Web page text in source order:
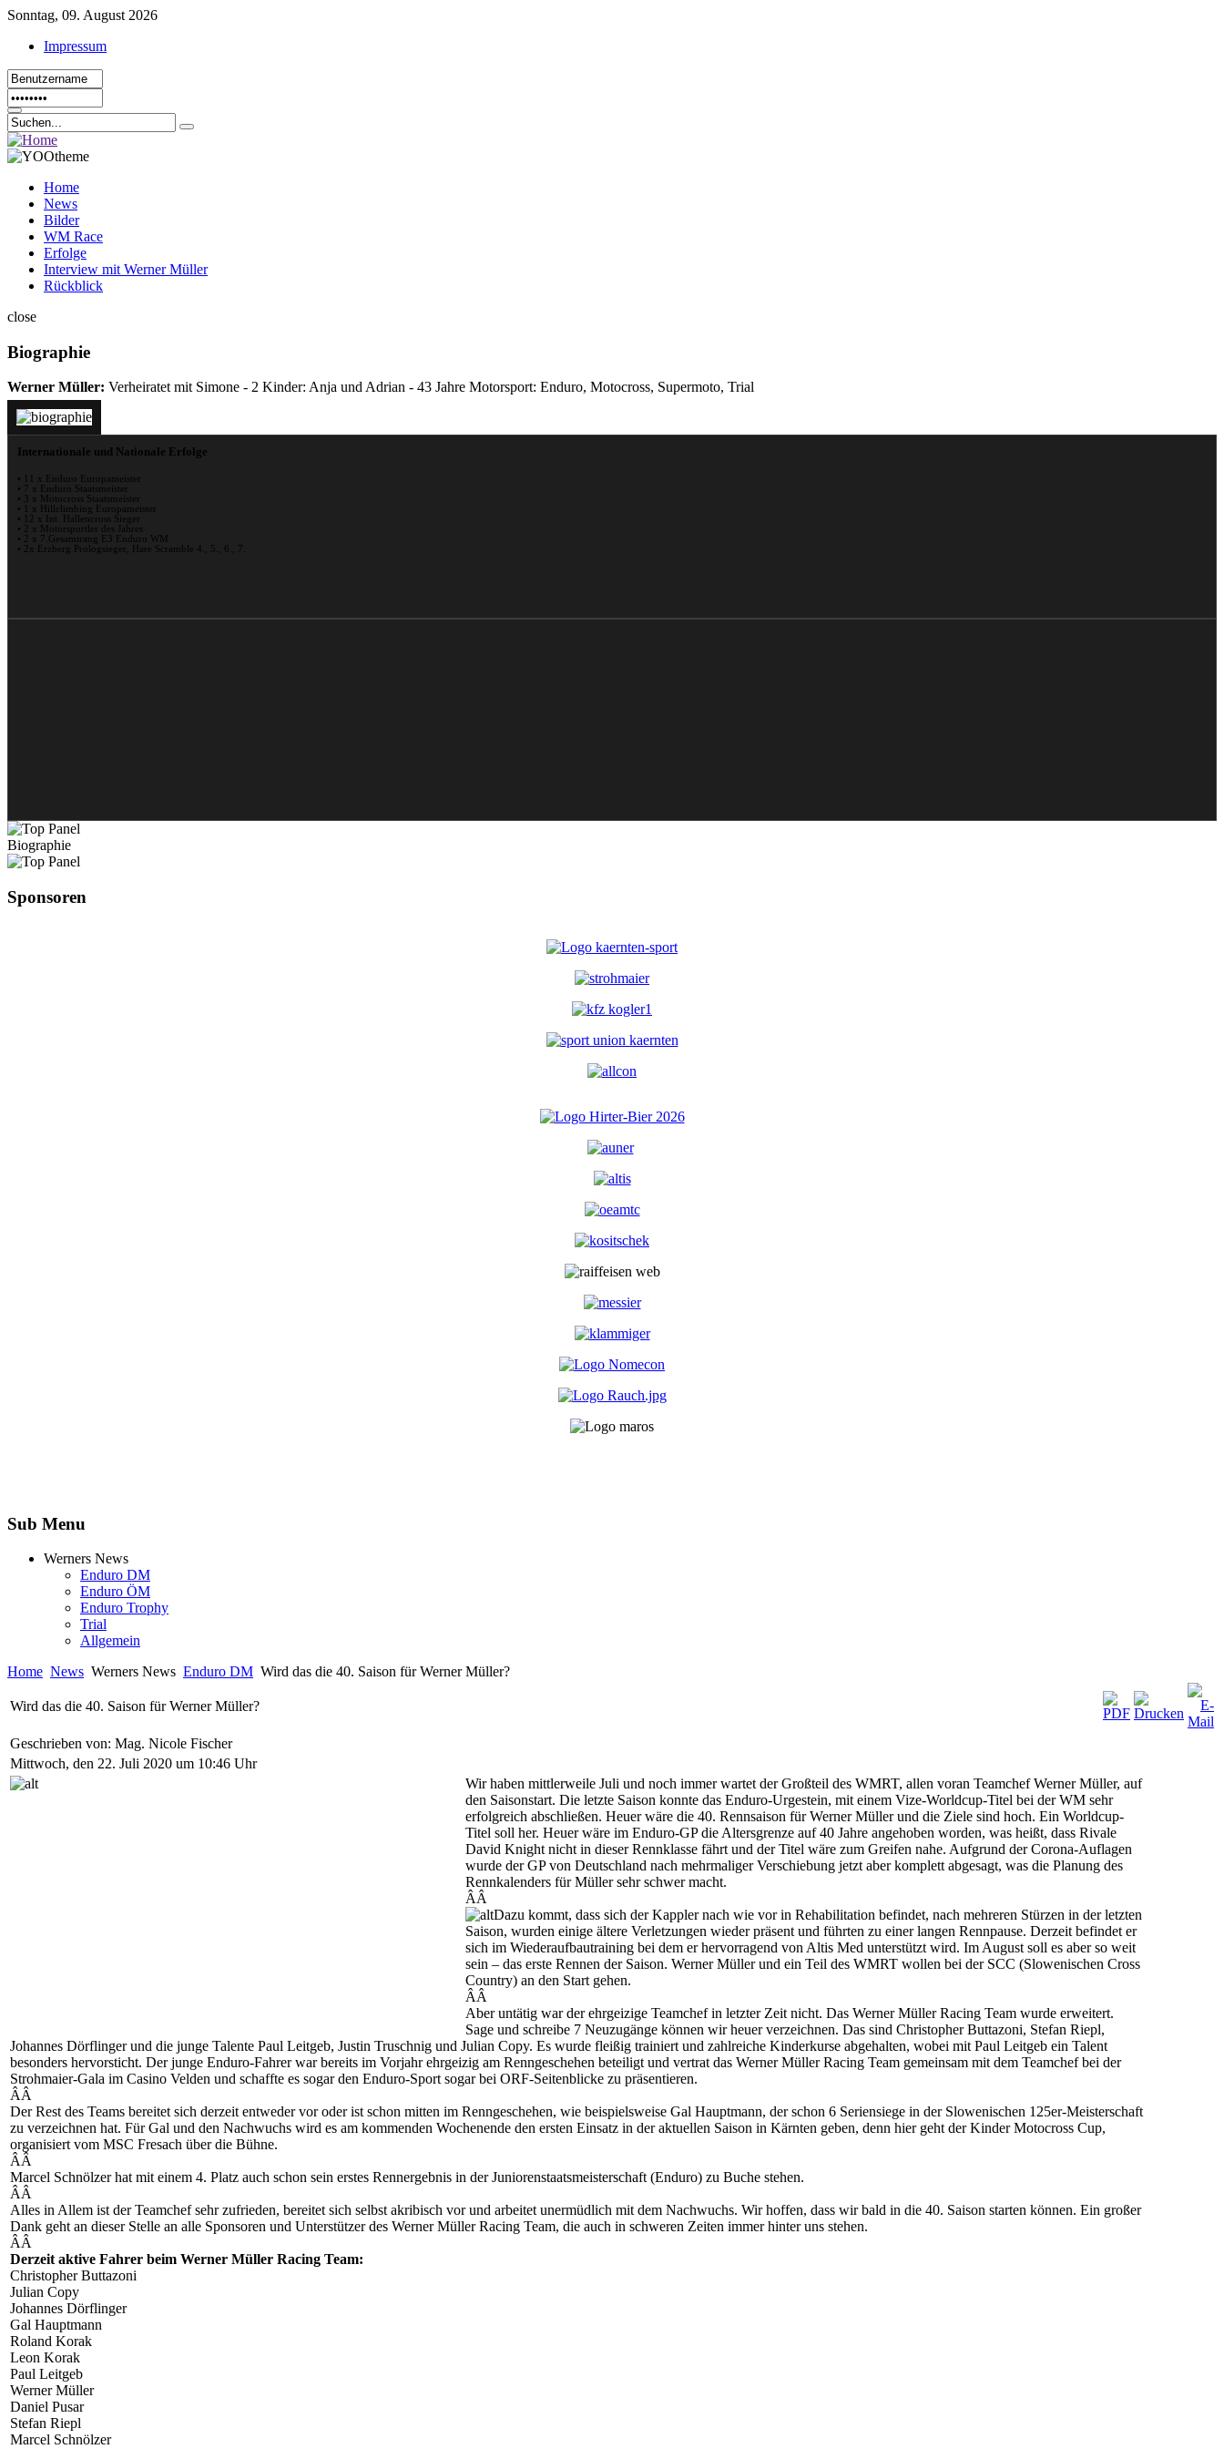
Sonntag, 09. August 2026
Impressum
Home
News
Bilder
WM Race
Erfolge
Interview mit Werner Müller
Rückblick
close
Biographie
Werner Müller: Verheiratet mit Simone - 2 Kinder: Anja und Adrian - 43 Jahre Motorsport: Enduro, Motocross, Supermoto, Trial
Internationale und Nationale Erfolge
• 11 x Enduro Europameister
• 7 x Enduro Staatsmeister
• 3 x Motocross Staatsmeister
• 1 x Hillclimbing Europameister
• 12 x Int. Hallencross Sieger
• 2 x Motorsportler des Jahres
• 2 x 7.Gesamtrang E3 Enduro WM
• 2x Erzberg Prologsieger, Hare Scramble 4., 5., 6., 7.
Biographie
Sponsoren
Sub Menu
Werners News
Enduro DM
Enduro ÖM
Enduro Trophy
Trial
Allgemein
Home News Werners News Enduro DM Wird das die 40. Saison für Werner Müller?
Wird das die 40. Saison für Werner Müller?
Geschrieben von: Mag. Nicole Fischer
Mittwoch, den 22. Juli 2020 um 10:46 Uhr
Wir haben mittlerweile Juli und noch immer wartet der Großteil des WMRT, allen voran Teamchef Werner Müller, auf
den Saisonstart. Die letzte Saison konnte das Enduro-Urgestein, mit einem Vize-Worldcup-Titel bei der WM sehr
erfolgreich abschließen. Heuer wäre die 40. Rennsaison für Werner Müller und die Ziele sind hoch. Ein Worldcup-
Titel soll her. Heuer wäre im Enduro-GP die Altersgrenze auf 40 Jahre angehoben worden, was heißt, dass Rivale
David Knight nicht in dieser Rennklasse fährt und der Titel wäre zum Greifen nahe. Aufgrund der Corona-Auflagen
wurde der GP von Deutschland nach mehrmaliger Verschiebung jetzt aber komplett abgesagt, was die Planung des
Rennkalenders für Müller sehr schwer macht.
ÂÂ
Dazu kommt, dass sich der Kappler nach wie vor in Rehabilitation befindet, nach mehreren Stürzen in der letzten
Saison, wurden einige ältere Verletzungen wieder präsent und führten zu einer langen Rennpause. Derzeit befindet er
sich im Wiederaufbautraining bei dem er hervorragend von Altis Med unterstützt wird. Im August soll es aber so weit
sein – das erste Rennen der Saison. Werner Müller und ein Teil des WMRT wollen bei der SCC (Slowenischen Cross
Country) an den Start gehen.
ÂÂ
Aber untätig war der ehrgeizige Teamchef in letzter Zeit nicht. Das Werner Müller Racing Team wurde erweitert.
Sage und schreibe 7 Neuzugänge können wir heuer verzeichnen. Das sind Christopher Buttazoni, Stefan Riepl,
Johannes Dörflinger und die junge Talente Paul Leitgeb, Justin Truschnig und Julian Copy. Es wurde fleißig trainiert und zahlreiche Kinderkurse abgehalten, wobei mit Paul Leitgeb ein Talent
besonders hervorsticht. Der junge Enduro-Fahrer war bereits im Vorjahr ehrgeizig am Renngeschehen beteiligt und vertrat das Werner Müller Racing Team gemeinsam mit dem Teamchef bei der
Strohmaier-Gala im Casino Velden und schaffte es sogar den Enduro-Sport sogar bei ORF-Seitenblicke zu präsentieren.
ÂÂ
Der Rest des Teams bereitet sich derzeit entweder vor oder ist schon mitten im Renngeschehen, wie beispielsweise Gal Hauptmann, der schon 6 Seriensiege in der Slowenischen 125er-Meisterschaft
zu verzeichnen hat. Für Gal und den Nachwuchs wird es am kommenden Wochenende den ersten Einsatz in der aktuellen Saison in Kärnten geben, denn hier geht der Kinder Motocross Cup,
organisiert vom MSC Fresach über die Bühne.
ÂÂ
Marcel Schnölzer hat mit einem 4. Platz auch schon sein erstes Rennergebnis in der Juniorenstaatsmeisterschaft (Enduro) zu Buche stehen.
ÂÂ
Alles in Allem ist der Teamchef sehr zufrieden, bereitet sich selbst akribisch vor und arbeitet unermüdlich mit dem Nachwuchs. Wir hoffen, dass wir bald in die 40. Saison starten können. Ein großer
Dank geht an dieser Stelle an alle Sponsoren und Unterstützer des Werner Müller Racing Team, die auch in schweren Zeiten immer hinter uns stehen.
ÂÂ
Derzeit aktive Fahrer beim Werner Müller Racing Team:
Christopher Buttazoni
Julian Copy
Johannes Dörflinger
Gal Hauptmann
Roland Korak
Leon Korak
Paul Leitgeb
Werner Müller
Daniel Pusar
Stefan Riepl
Marcel Schnölzer